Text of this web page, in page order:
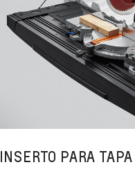
INSERTO PARA